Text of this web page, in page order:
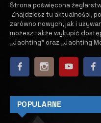
Strona poświęcona
Znajdziesz tu aktualności,
zarówno nowych, jak i
możesz także wykupić
„Jachting” oraz „Jachting
POPULARNE